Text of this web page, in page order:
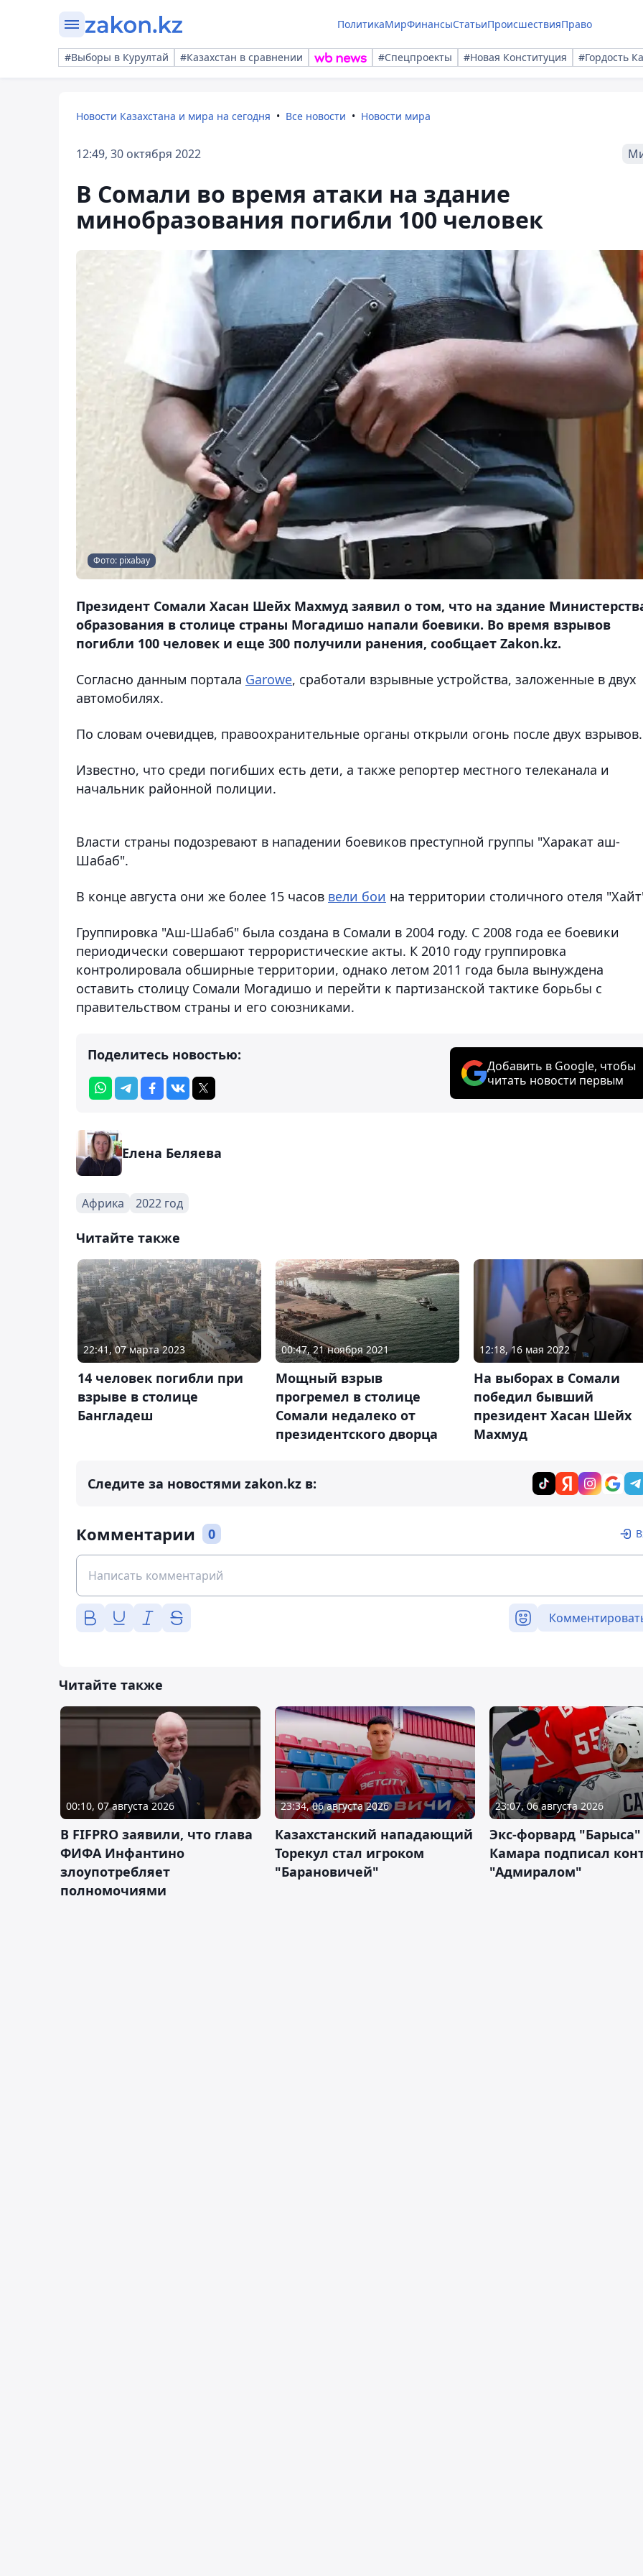
ПолитикаМирФинансыСтатьиПроисшествияПраво
#Выборы в Курултай #Казахстан в сравнении #Спецпроекты #Новая Конституция #Гордость
Новости Казахстана и мира на сегодня Все новости Новости мира
12:49, 30 октября 2022
В Сомали во время атаки на здание
минобразования погибли 100 человек
Фото: pixabay
Президент Сомали Хасан Шейх Махмуд заявил о том, что на здание
образования в столице страны Могадишо напали боевики. Во время взрывов
погибли 100 человек и еще 300 получили ранения, сообщает Zakon.kz.
Согласно данным портала Garowe, сработали взрывные устройства, заложенные в двух
автомобилях.
По словам очевидцев, правоохранительные органы открыли огонь после двух взрывов.
Известно, что среди погибших есть дети, а также репортер местного телеканала и
начальник районной полиции.
Власти страны подозревают в нападении боевиков преступной группы "Харакат аш-
Шабаб".
В конце августа они же более 15 часов вели бои на территории столичного отеля
Группировка "Аш-Шабаб" была создана в Сомали в 2004 году. С 2008 года ее боевики
периодически совершают террористические акты. К 2010 году группировка
контролировала обширные территории, однако летом 2011 года была вынуждена
оставить столицу Сомали Могадишо и перейти к партизанской тактике борьбы с
правительством страны и его союзниками.
Поделитесь новостью:
Добавить в Google, чтобы
читать новости первым
Елена Беляева
Африка 2022 год
Читайте также
22:41, 07 марта 2023
14 человек погибли при
взрыве в столице
Бангладеш
00:47, 21 ноября 2021
Мощный взрыв
прогремел в столице
Сомали недалеко от
президентского дворца
12:18, 16 мая 2022
На выборах в Сомали
победил бывший
президент Хасан Шейх
Махмуд
Следите за новостями zakon.kz в:
Комментарии 0
Читайте также
00:10, 07 августа 2026
В FIFPRO заявили, что глава
ФИФА Инфантино
злоупотребляет
полномочиями
23:34, 06 августа 2026
Казахстанский нападающий
Торекул стал игроком
"Барановичей"
23:07, 06 августа 2026
Экс-форвард "Барыса"
Камара подписал
"Адмиралом"